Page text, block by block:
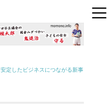
安定したビジネスにつながる新事